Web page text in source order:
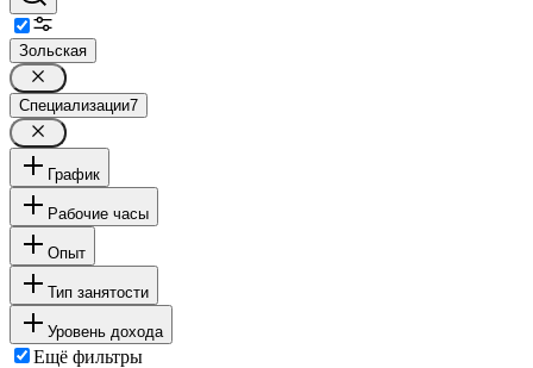
Зольская
Специализации7
График
Рабочие часы
Опыт
Тип занятости
Уровень дохода
Ещё фильтры